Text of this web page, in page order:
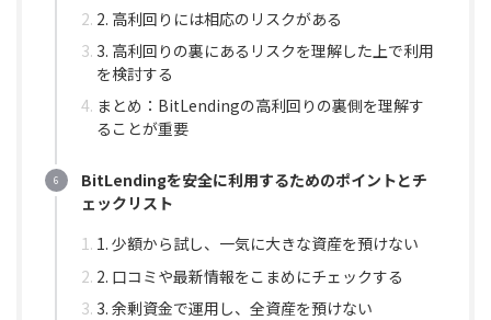
2. 高利回りには相応のリスクがある
3. 高利回りの裏にあるリスクを理解した上で利用
を検討する
まとめ：BitLendingの高利回りの裏側を理解す
ることが重要
BitLendingを安全に利用するためのポイントとチ
ェックリスト
1. 少額から試し、一気に大きな資産を預けない
2. 口コミや最新情報をこまめにチェックする
3. 余剰資金で運用し、全資産を預けない